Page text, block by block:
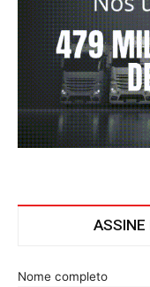
ASSINE
Nome completo